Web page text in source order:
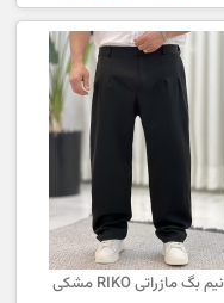
نیم بگ مازراتی RIKO مشکی